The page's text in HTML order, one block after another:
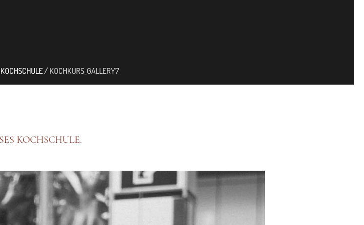
/ KOCHKURS_GALLERY7
KOCHSCHULE.